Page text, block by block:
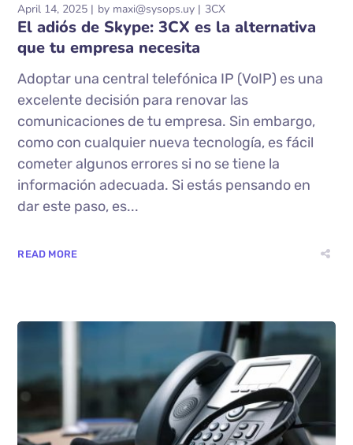
April 14, 2025 by maxi@sysops.uy 3CX
El adiós de Skype: 3CX es la alternativa
que tu empresa necesita
Adoptar una central telefónica IP (VoIP) es una
excelente decisión para renovar las
comunicaciones de tu empresa. Sin embargo,
como con cualquier nueva tecnología, es fácil
cometer algunos errores si no se tiene la
información adecuada. Si estás pensando en
dar este paso, es...
READ MORE